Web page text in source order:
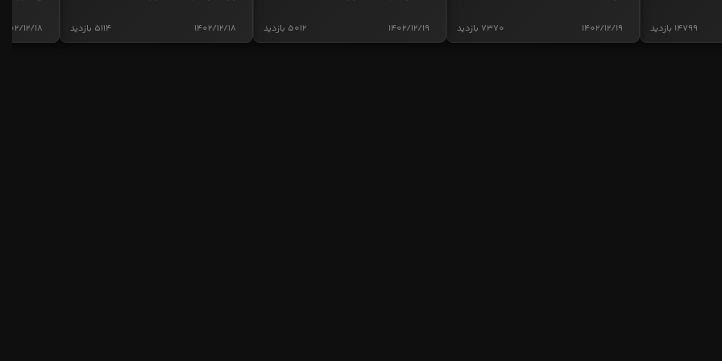
14799 بازدید 7370 بازدید 1402/12/19 5012 بازدید 1402/12/19 5114 بازدید 1402/12/18
1402/12/18